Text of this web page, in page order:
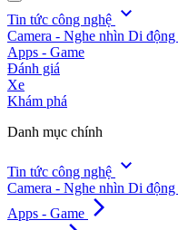
search
Tin tức công nghệ expand_more
Camera - Nghe nhìn Di động
Apps - Game
Đánh giá
Xe
Khám phá
Danh mục chính
Tin tức công nghệ expand_more
Camera - Nghe nhìn Di động
Apps - Game arrow_forward_ios